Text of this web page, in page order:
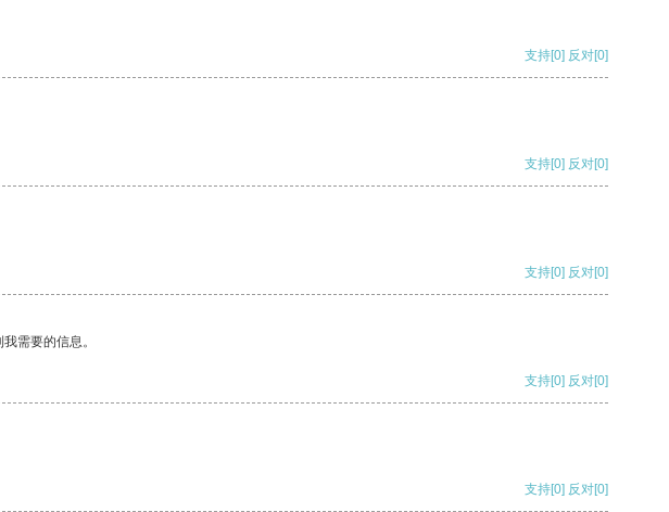
支持[0] 反对[0]
支持[0] 反对[0]
支持[0] 反对[0]
需要的信息。
支持[0] 反对[0]
支持[0] 反对[0]